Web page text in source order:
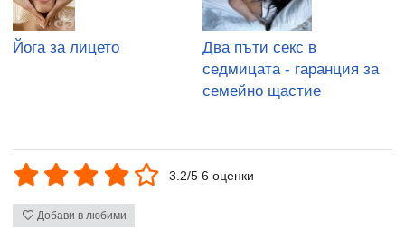
Йога за лицето
Два пъти секс в
седмицата - гаранция за
семейно щастие
3.2/5 6 оценки
Добави в любими